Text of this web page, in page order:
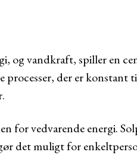
og vandkraft, spiller en
der er konstant
for vedvarende energi.
det muligt for